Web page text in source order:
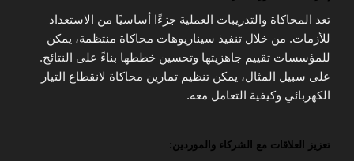
تعد المحاكاة والتدريبات العملية جزءًا أساسيًا من الاستعداد
للأزمات. من خلال تنفيذ سيناريوهات محاكاة منتظمة، يمكن
للمؤسسات تقييم جاهزيتها وتحسين خططها بناءً على النتائج.
على سبيل المثال، يمكن تنظيم تمارين محاكاة لانقطاع التيار
الكهربائي وكيفية التعامل معه.
تعزيز العلاقات مع الشركاء والموردين: